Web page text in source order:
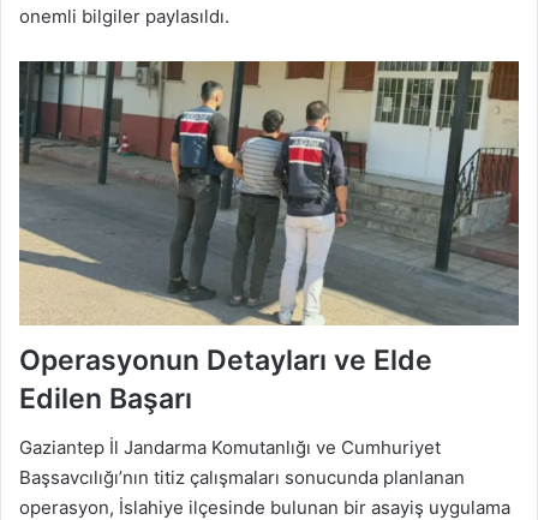
onemli bilgiler paylasıldı.
Operasyonun Detayları ve Elde
Edilen Başarı
Gaziantep İl Jandarma Komutanlığı ve Cumhuriyet
Başsavcılığı’nın titiz çalışmaları sonucunda planlanan
operasyon, İslahiye ilçesinde bulunan bir asayiş uygulama